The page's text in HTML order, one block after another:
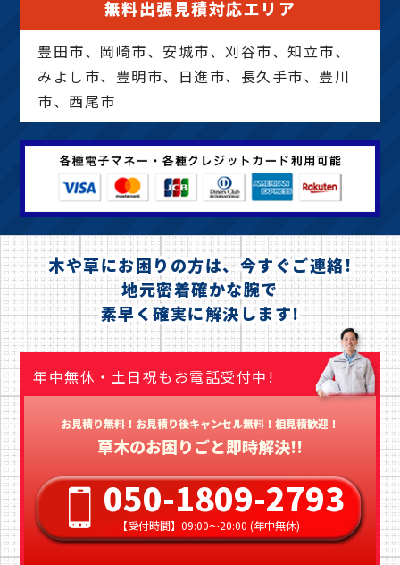
無料出張見積対応エリア
豊田市、岡崎市、安城市、刈谷市、知立市、
みよし市、豊明市、日進市、長久手市、豊川
市、西尾市
木や草にお困りの方は、今すぐご連絡!
地元密着確かな腕で
素早く確実に解決します!
年中無休・土日祝もお電話受付中!
お見積り無料！お見積り後キャンセル無料！相見積歓迎！
草木のお困りごと即時解決!!
050-1809-2793
【受付時間】09:00〜20:00 (年中無休)